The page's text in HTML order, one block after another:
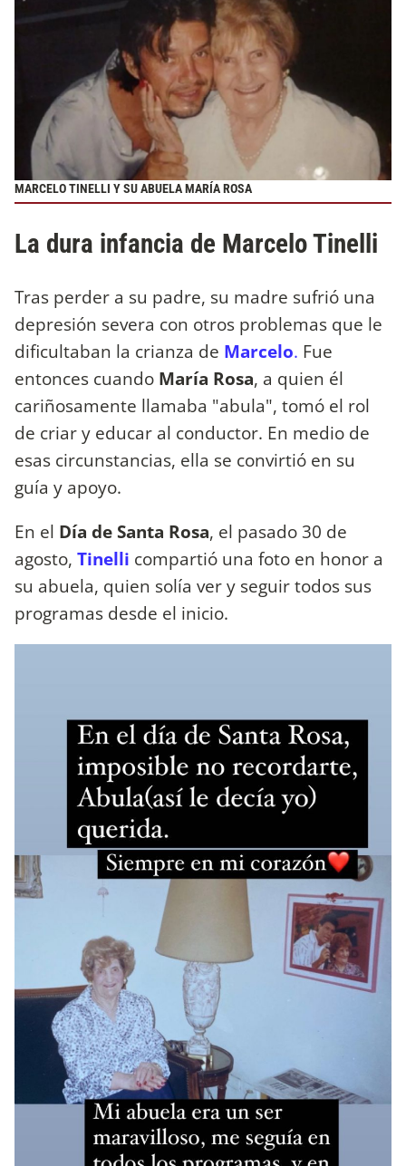
MARCELO TINELLI Y SU ABUELA MARÍA ROSA
La dura infancia de Marcelo Tinelli
Tras perder a su padre, su madre sufrió una
depresión severa con otros problemas que le
dificultaban la crianza de Marcelo. Fue
entonces cuando María Rosa, a quien él
cariñosamente llamaba "abula", tomó el rol
de criar y educar al conductor. En medio de
esas circunstancias, ella se convirtió en su
guía y apoyo.
En el Día de Santa Rosa, el pasado 30 de
agosto, Tinelli compartió una foto en honor a
su abuela, quien solía ver y seguir todos sus
programas desde el inicio.